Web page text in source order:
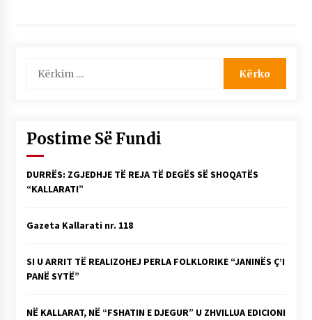
për:
Postime Së Fundi
DURRËS: ZGJEDHJE TË REJA TË DEGËS SË SHOQATËS
“KALLARATI”
Gazeta Kallarati nr. 118
SI U ARRIT TË REALIZOHEJ PERLA FOLKLORIKE “JANINËS Ç’I
PANË SYTË”
NË KALLARAT, NË “FSHATIN E DJEGUR” U ZHVILLUA EDICIONI